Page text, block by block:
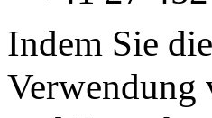
Indem Sie
Verwendung